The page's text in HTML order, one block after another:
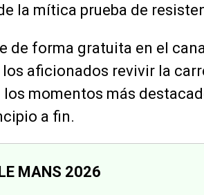
la mítica prueba de
de forma gratuita en el
los aficionados revivir la
momentos más
a fin.
MANS 2026